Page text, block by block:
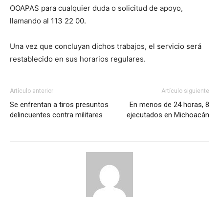
OOAPAS para cualquier duda o solicitud de apoyo,
llamando al 113 22 00.
Una vez que concluyan dichos trabajos, el servicio será
restablecido en sus horarios regulares.
Artículo anterior
Se enfrentan a tiros presuntos
delincuentes contra militares
Artículo siguiente
En menos de 24 horas, 8
ejecutados en Michoacán